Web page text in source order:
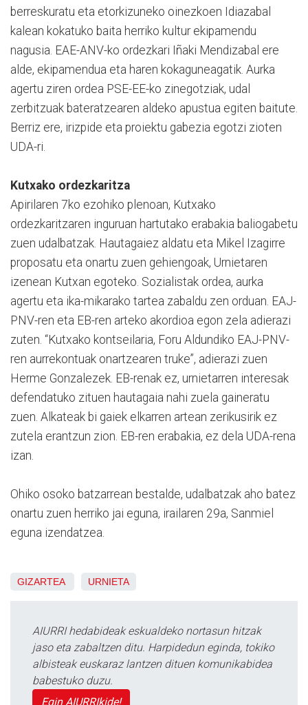
berreskuratu eta etorkizuneko oinezkoen Idiazabal
kalean kokatuko baita herriko kultur ekipamendu
nagusia. EAE-ANV-ko ordezkari Iñaki Mendizabal ere
alde, ekipamendua eta haren kokaguneagatik. Aurka
agertu ziren ordea PSE-EE-ko zinegotziak, udal
zerbitzuak bateratzearen aldeko apustua egiten baitute.
Berriz ere, irizpide eta proiektu gabezia egotzi zioten
UDA-ri.
Kutxako ordezkaritza
Apirilaren 7ko ezohiko plenoan, Kutxako
ordezkaritzaren inguruan hartutako erabakia baliogabetu
zuen udalbatzak. Hautagaiez aldatu eta Mikel Izagirre
proposatu eta onartu zuen gehiengoak, Urnietaren
izenean Kutxan egoteko. Sozialistak ordea, aurka
agertu eta ika-mikarako tartea zabaldu zen orduan. EAJ-
PNV-ren eta EB-ren arteko akordioa egon zela adierazi
zuten. “Kutxako kontseilaria, Foru Aldundiko EAJ-PNV-
ren aurrekontuak onartzearen truke”, adierazi zuen
Herme Gonzalezek. EB-renak ez, urnietarren interesak
defendatuko zituen hautagaia nahi zuela gaineratu
zuen. Alkateak bi gaiek elkarren artean zerikusirik ez
zutela erantzun zion. EB-ren erabakia, ez dela UDA-rena
izan.
Ohiko osoko batzarrean bestalde, udalbatzak aho batez
onartu zuen herriko jai eguna, irailaren 29a, Sanmiel
eguna izendatzea.
GIZARTEA URNIETA
AIURRI hedabideak eskualdeko nortasun hitzak
jaso eta zabaltzen ditu. Harpidedun eginda, tokiko
albisteak euskaraz lantzen dituen komunikabidea
babestuko duzu.
Egin AIURRIkide!